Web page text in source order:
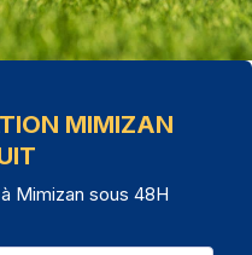
MIMIZAN
Mimizan sous 48H